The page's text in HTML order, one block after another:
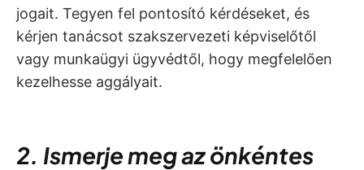
jogait. Tegyen fel pontosító kérdéseket, és
kérjen tanácsot szakszervezeti képviselőtől
vagy munkaügyi ügyvédtől, hogy megfelelően
kezelhesse aggályait.
2. Ismerje meg az önkéntes